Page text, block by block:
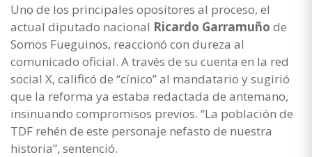
Uno de los principales opositores al proceso, el
actual diputado nacional Ricardo Garramuño de
Somos Fueguinos, reaccionó con dureza al
comunicado oficial. A través de su cuenta en la red
social X, calificó de “cínico” al mandatario y sugirió
que la reforma ya estaba redactada de antemano,
insinuando compromisos previos. “La población de
TDF rehén de este personaje nefasto de nuestra
historia”, sentenció.